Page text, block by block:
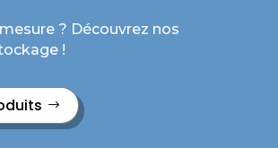
? Découvrez nos
!